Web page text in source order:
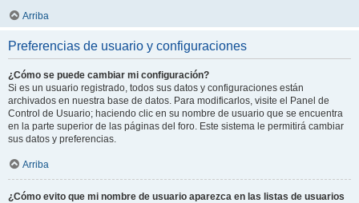
Arriba
Preferencias de usuario y configuraciones
¿Cómo se puede cambiar mi configuración?
Si es un usuario registrado, todos sus datos y configuraciones están
archivados en nuestra base de datos. Para modificarlos, visite el Panel de
Control de Usuario; haciendo clic en su nombre de usuario que se encuentra
en la parte superior de las páginas del foro. Este sistema le permitirá cambiar
sus datos y preferencias.
Arriba
¿Cómo evito que mi nombre de usuario aparezca en las listas de usuarios